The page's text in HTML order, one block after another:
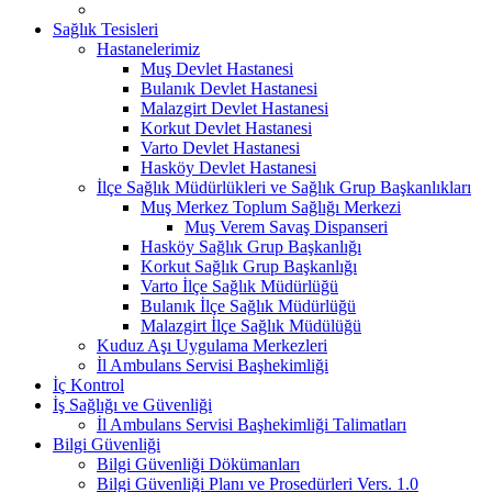
Sağlık Tesisleri
Hastanelerimiz
Muş Devlet Hastanesi
Bulanık Devlet Hastanesi
Malazgirt Devlet Hastanesi
Korkut Devlet Hastanesi
Varto Devlet Hastanesi
Hasköy Devlet Hastanesi
İlçe Sağlık Müdürlükleri ve Sağlık Grup Başkanlıkları
Muş Merkez Toplum Sağlığı Merkezi
Muş Verem Savaş Dispanseri
Hasköy Sağlık Grup Başkanlığı
Korkut Sağlık Grup Başkanlığı
Varto İlçe Sağlık Müdürlüğü
Bulanık İlçe Sağlık Müdürlüğü
Malazgirt İlçe Sağlık Müdülüğü
Kuduz Aşı Uygulama Merkezleri
İl Ambulans Servisi Başhekimliği
İç Kontrol
İş Sağlığı ve Güvenliği
İl Ambulans Servisi Başhekimliği Talimatları
Bilgi Güvenliği
Bilgi Güvenliği Dökümanları
Bilgi Güvenliği Planı ve Prosedürleri Vers. 1.0